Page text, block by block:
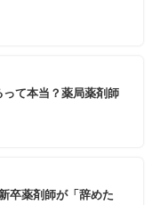
て本当？薬局薬剤師
卒薬剤師が「辞めた